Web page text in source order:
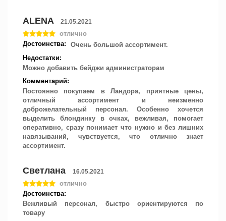
ALENA 21.05.2021
отлично
Достоинства:
Очень большой ассортимент.
Недостатки:
Можно добавить бейджи администраторам
Комментарий:
Постоянно покупаем в Ландора, приятные цены,
отличный ассортимент и неизменно
доброжелательный персонал. Особенно хочется
выделить блондинку в очках, вежливая, помогает
оперативно, сразу понимает что нужно и без лишних
навязываний, чувствуется, что отлично знает
ассортимент.
Светлана 16.05.2021
отлично
Достоинства:
Вежливый персонал, быстро ориентируются по
товару